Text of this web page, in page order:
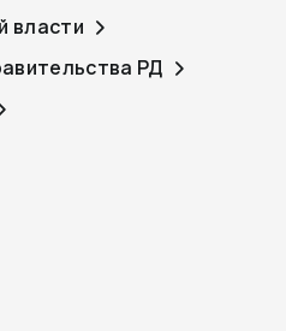
власти
РД